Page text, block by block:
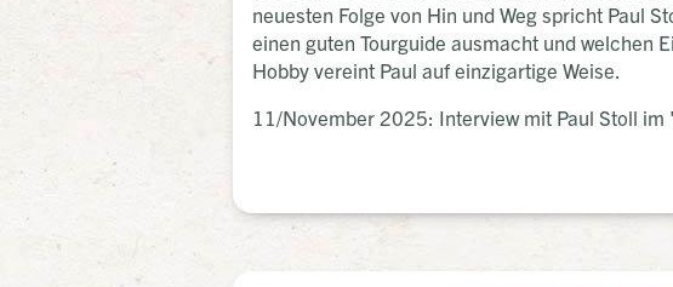
neuesten Folge von Hin und Weg spricht Paul
einen guten Tourguide ausmacht und welchen
Hobby vereint Paul auf einzigartige Weise.
11/November 2025: Interview mit Paul Stoll im